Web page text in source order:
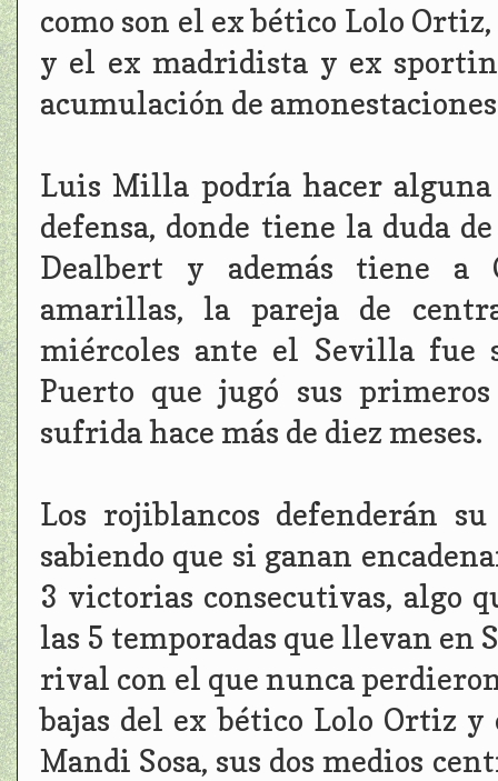
como son el ex bético Lolo
y el ex madridista y ex
acumulación de
Luis Milla podría hacer
defensa, donde tiene la duda
Dealbert y además tiene a
amarillas, la pareja de
miércoles ante el Sevilla fue
Puerto que jugó sus
sufrida hace más de diez meses.
Los rojiblancos defenderán
sabiendo que si ganan
3 victorias consecutivas, algo
las 5 temporadas que llevan en
rival con el que nunca
bajas del ex bético Lolo Ortiz
Mandi Sosa, sus dos medios